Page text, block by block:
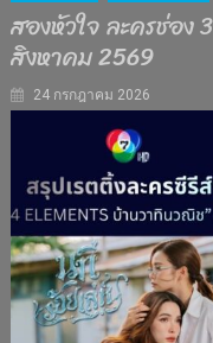
สองหัวใจ ละครช่อง
สิงหาคม 2569
24 กรกฎาคม 2026